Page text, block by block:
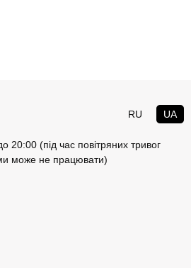
RU UA
(під час повітряних тривог
може не працювати)